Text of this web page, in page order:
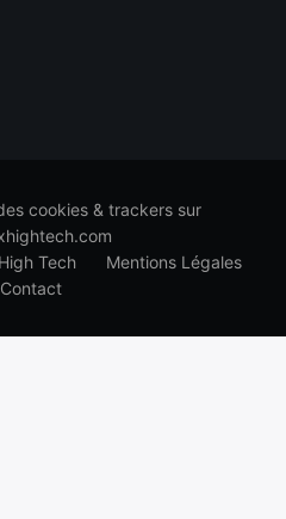
cookies & trackers sur
Tech
Mentions Légales
Contact